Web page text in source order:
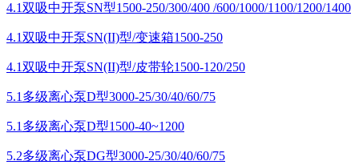
4.1双吸中开泵SN型1500-250/300/400 /600/1000/1100/1200/1400
4.1双吸中开泵SN(II)型/变速箱1500-250
4.1双吸中开泵SN(II)型/皮带轮1500-120/250
5.1多级离心泵D型3000-25/30/40/60/75
5.1多级离心泵D型1500-40~1200
5.2多级离心泵DG型3000-25/30/40/60/75